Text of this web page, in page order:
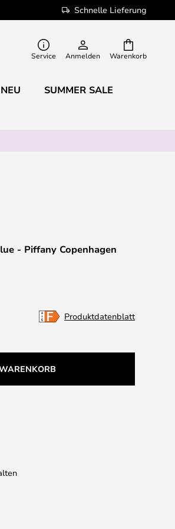
Schnelle Lieferung
Warenkorb
Service Anmelden
NEU SUMMER SALE
- Piffany Copenhagen
Produktdatenblatt